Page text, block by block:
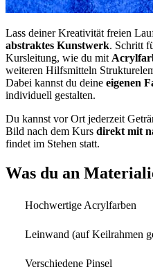
Lass deiner Kreativität freien
abstraktes Kunstwerk. Schritt
Kursleitung, wie du mit
weiteren Hilfsmitteln
Dabei kannst du deine eigenen
individuell gestalten.
Du kannst vor Ort jederzeit
Bild nach dem Kurs direkt mit
findet im Stehen statt.
Was du an
Hochwertige Acrylfarben
Leinwand (auf Keilrahmen
Verschiedene Pinsel